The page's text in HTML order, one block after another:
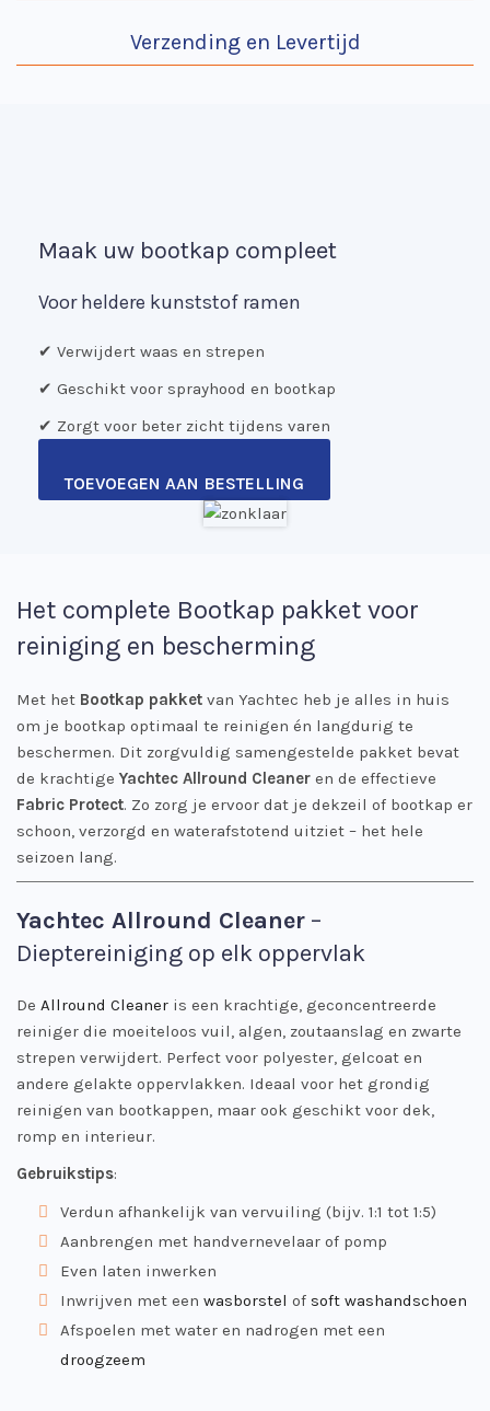
Verzending en Levertijd
Maak uw bootkap compleet
Voor heldere kunststof ramen
✔ Verwijdert waas en strepen
✔ Geschikt voor sprayhood en bootkap
✔ Zorgt voor beter zicht tijdens varen
TOEVOEGEN AAN BESTELLING
Het complete Bootkap pakket voor
reiniging en bescherming
Met het Bootkap pakket van Yachtec heb je alles in huis
om je bootkap optimaal te reinigen én langdurig te
beschermen. Dit zorgvuldig samengestelde pakket bevat
de krachtige Yachtec Allround Cleaner en de effectieve
Fabric Protect. Zo zorg je ervoor dat je dekzeil of bootkap er
schoon, verzorgd en waterafstotend uitziet – het hele
seizoen lang.
Yachtec Allround Cleaner –
Dieptereiniging op elk oppervlak
De Allround Cleaner is een krachtige, geconcentreerde
reiniger die moeiteloos vuil, algen, zoutaanslag en zwarte
strepen verwijdert. Perfect voor polyester, gelcoat en
andere gelakte oppervlakken. Ideaal voor het grondig
reinigen van bootkappen, maar ook geschikt voor dek,
romp en interieur.
Gebruikstips:
Verdun afhankelijk van vervuiling (bijv. 1:1 tot 1:5)
Aanbrengen met handvernevelaar of pomp
Even laten inwerken
Inwrijven met een wasborstel of soft washandschoen
Afspoelen met water en nadrogen met een
droogzeem